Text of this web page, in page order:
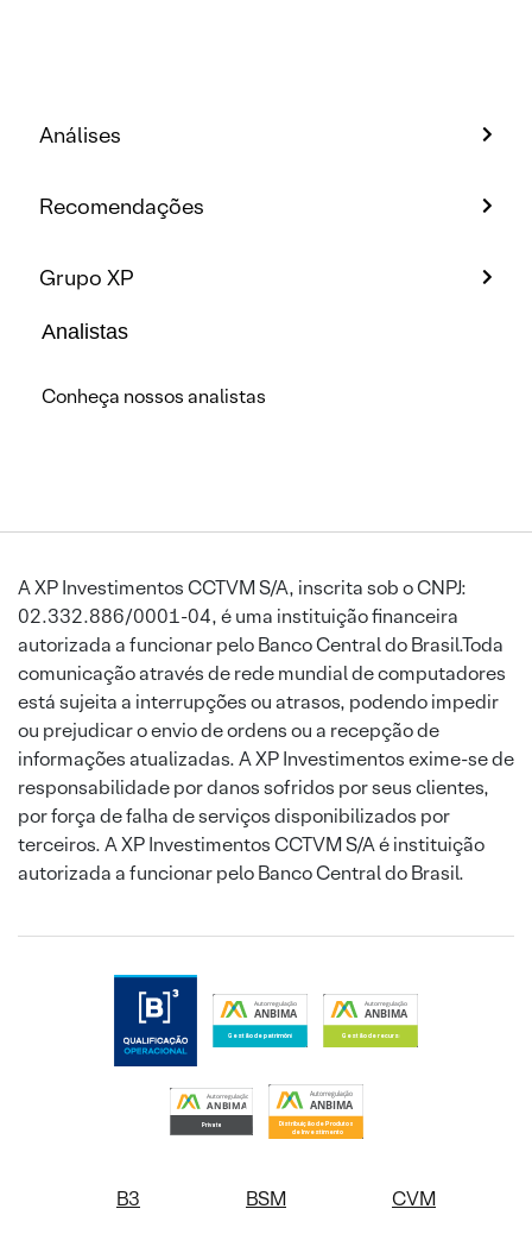
Análises
Recomendações
Grupo XP
Analistas
Conheça nossos analistas
A XP Investimentos CCTVM S/A, inscrita sob o CNPJ:
02.332.886/0001-04, é uma instituição financeira
autorizada a funcionar pelo Banco Central do Brasil.Toda
comunicação através de rede mundial de computadores
está sujeita a interrupções ou atrasos, podendo impedir
ou prejudicar o envio de ordens ou a recepção de
informações atualizadas. A XP Investimentos exime-se de
responsabilidade por danos sofridos por seus clientes,
por força de falha de serviços disponibilizados por
terceiros. A XP Investimentos CCTVM S/A é instituição
autorizada a funcionar pelo Banco Central do Brasil.
B3 BSM
CVM